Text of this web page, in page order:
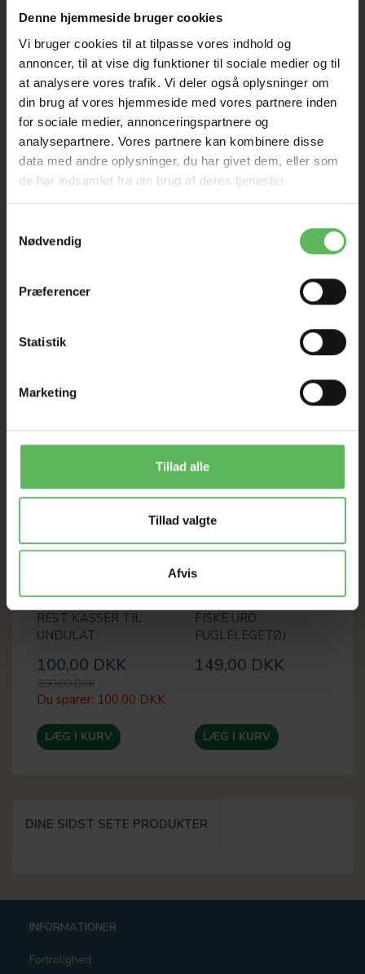
Denne hjemmeside bruger cookies
Vi bruger cookies til at tilpasse vores indhold og
annoncer, til at vise dig funktioner til sociale medier og til
at analysere vores trafik. Vi deler også oplysninger om
din brug af vores hjemmeside med vores partnere inden
for sociale medier, annonceringspartnere og
analysepartnere. Vores partnere kan kombinere disse
data med andre oplysninger, du har givet dem, eller som
de har indsamlet fra din brug af deres tjenester.
Nødvendig
Præferencer
Statistik
Marketing
Tillad alle
Tillad valgte
Afvis
TIL D. 8 AUGUST
HELE WEBSHOPPEN ER
SAT NED
Tilbud GÆLDER IKKE
-50%
REST KASSER TIL
UNDULAT
100,00 DKK
200,00 DKK
Du sparer: 100,00 DKK
LÆG I KURV
FISKE URO
FUGLELEGETØJ
149,00 DKK
LÆG I KURV
DINE SIDST SETE PRODUKTER
INFORMATIONER
Fortrolighed